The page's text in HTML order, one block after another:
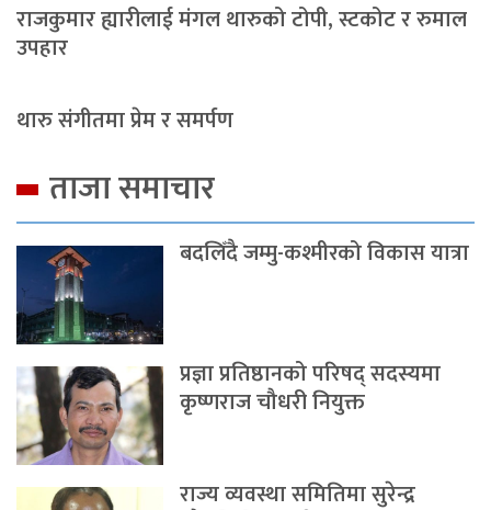
राजकुमार ह्यारीलाई मंगल थारुको टोपी, स्टकोट र रुमाल
उपहार
थारु संगीतमा प्रेम र समर्पण
ताजा समाचार
बदलिँदै जम्मु-कश्मीरको विकास यात्रा
प्रज्ञा प्रतिष्ठानको परिषद् सदस्यमा
कृष्णराज चौधरी नियुक्त
राज्य व्यवस्था समितिमा सुरेन्द्र